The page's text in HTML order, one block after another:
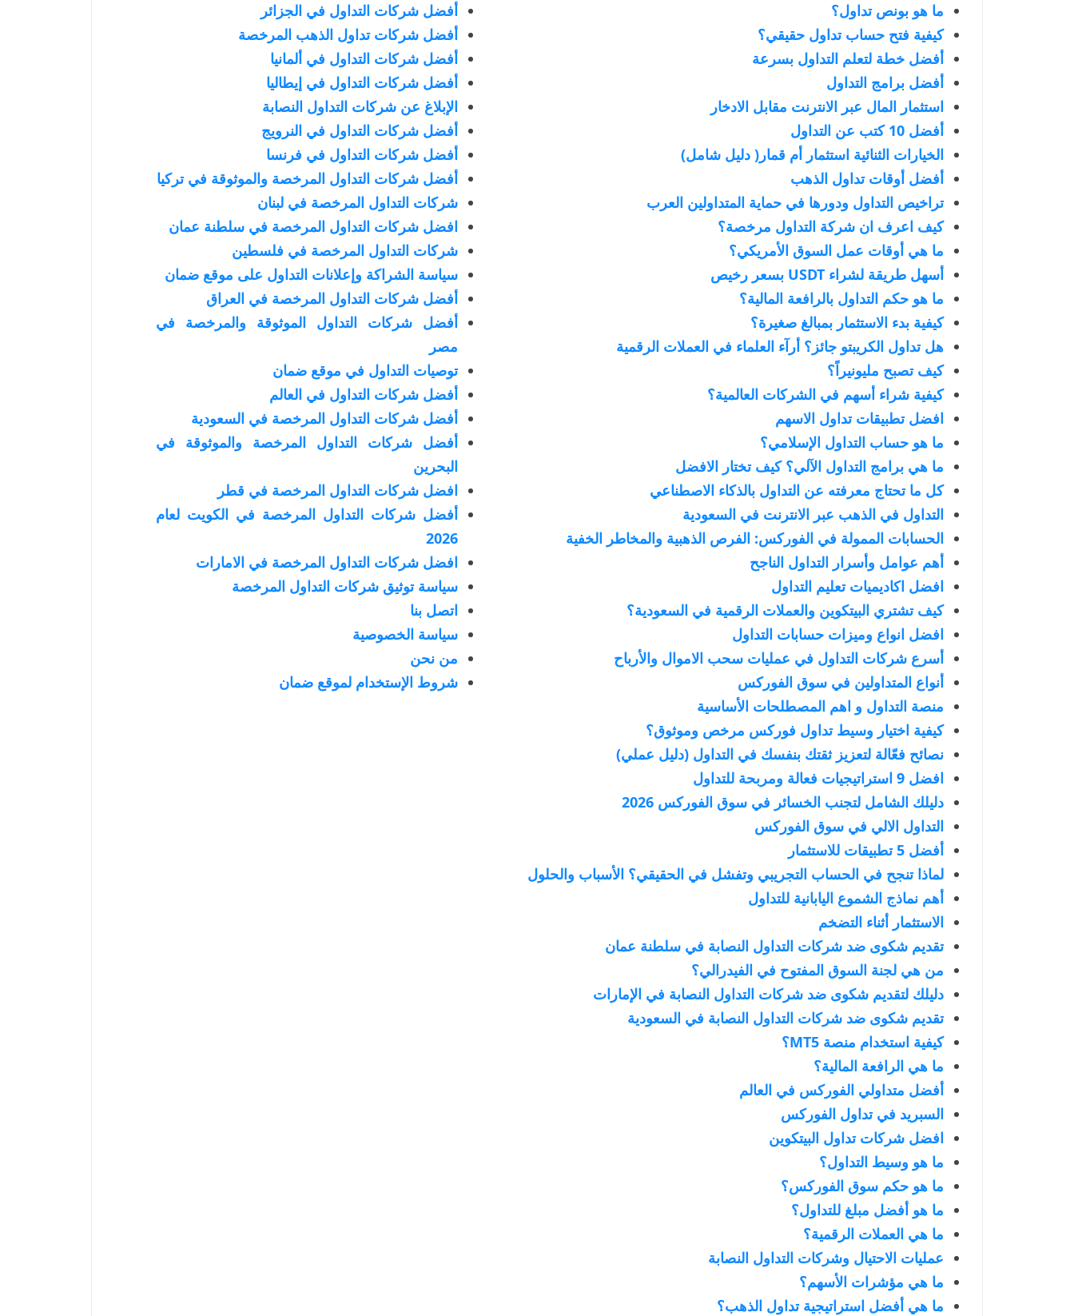
ما هو بونص تداول؟
كيفية فتح حساب تداول حقيقي؟
أفضل خطة لتعلم التداول بسرعة
أفضل برامج التداول
استثمار المال عبر الانترنت مقابل الادخار
أفضل 10 كتب عن التداول
الخيارات الثنائية استثمار أم قمار( دليل شامل)
أفضل أوقات تداول الذهب
تراخيص التداول ودورها في حماية المتداولين العرب
كيف اعرف ان شركة التداول مرخصة؟
ما هي أوقات عمل السوق الأمريكي؟
أسهل طريقة لشراء USDT بسعر رخيص
ما هو حكم التداول بالرافعة المالية؟
كيفية بدء الاستثمار بمبالغ صغيرة؟
هل تداول الكريبتو جائز؟ أرآء العلماء في العملات الرقمية
كيف تصبح مليونيراً؟
كيفية شراء أسهم في الشركات العالمية؟
افضل تطبيقات تداول الاسهم
ما هو حساب التداول الإسلامي؟
ما هي برامج التداول الآلي؟ كيف تختار الافضل
كل ما تحتاج معرفته عن التداول بالذكاء الاصطناعي
التداول في الذهب عبر الانترنت في السعودية
الحسابات الممولة في الفوركس: الفرص الذهبية والمخاطر الخفية
أهم عوامل وأسرار التداول الناجح
افضل اكاديميات تعليم التداول
كيف تشتري البيتكوين والعملات الرقمية في السعودية؟
افضل انواع وميزات حسابات التداول
أسرع شركات التداول في عمليات سحب الاموال والأرباح
أنواع المتداولين في سوق الفوركس
منصة التداول و اهم المصطلحات الأساسية
كيفية اختيار وسيط تداول فوركس مرخص وموثوق؟
نصائح فعّالة لتعزيز ثقتك بنفسك في التداول (دليل عملي)
افضل 9 استراتيجيات فعالة ومربحة للتداول
دليلك الشامل لتجنب الخسائر في سوق الفوركس 2026
التداول الالي في سوق الفوركس
أفضل 5 تطبيقات للاستثمار
لماذا تنجح في الحساب التجريبي وتفشل في الحقيقي؟ الأسباب والحلول
أهم نماذج الشموع اليابانية للتداول
الاستثمار أثناء التضخم
تقديم شكوى ضد شركات التداول النصابة في سلطنة عمان
من هي لجنة السوق المفتوح في الفيدرالي؟
دليلك لتقديم شكوى ضد شركات التداول النصابة في الإمارات
تقديم شكوى ضد شركات التداول النصابة في السعودية
كيفية استخدام منصة MT5؟
ما هي الرافعة المالية؟
أفضل متداولي الفوركس في العالم
السبريد في تداول الفوركس
افضل شركات تداول البيتكوين
ما هو وسيط التداول؟
ما هو حكم سوق الفوركس؟
ما هو أفضل مبلغ للتداول؟
ما هي العملات الرقمية؟
عمليات الاحتيال وشركات التداول النصابة
ما هي مؤشرات الأسهم؟
ما هي أفضل استراتيجية تداول الذهب؟
أفضل شركات التداول في الجزائر
أفضل شركات تداول الذهب المرخصة
أفضل شركات التداول في ألمانيا
أفضل شركات التداول في إيطاليا
الإبلاغ عن شركات التداول النصابة
أفضل شركات التداول في النرويج
أفضل شركات التداول في فرنسا
أفضل شركات التداول المرخصة والموثوقة في تركيا
شركات التداول المرخصة في لبنان
افضل شركات التداول المرخصة في سلطنة عمان
شركات التداول المرخصة في فلسطين
سياسة الشراكة وإعلانات التداول على موقع ضمان
أفضل شركات التداول المرخصة في العراق
أفضل شركات التداول الموثوقة والمرخصة في
مصر
توصيات التداول في موقع ضمان
أفضل شركات التداول في العالم
أفضل شركات التداول المرخصة في السعودية
أفضل شركات التداول المرخصة والموثوقة في
البحرين
افضل شركات التداول المرخصة في قطر
أفضل شركات التداول المرخصة في الكويت لعام
2026
افضل شركات التداول المرخصة في الامارات
سياسة توثيق شركات التداول المرخصة
اتصل بنا
سياسة الخصوصية
من نحن
شروط الإستخدام لموقع ضمان